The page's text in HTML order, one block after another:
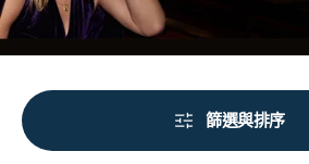
篩選與排序